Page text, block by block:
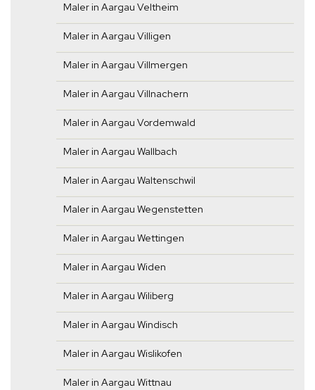
Maler in Aargau Veltheim
Maler in Aargau Villigen
Maler in Aargau Villmergen
Maler in Aargau Villnachern
Maler in Aargau Vordemwald
Maler in Aargau Wallbach
Maler in Aargau Waltenschwil
Maler in Aargau Wegenstetten
Maler in Aargau Wettingen
Maler in Aargau Widen
Maler in Aargau Wiliberg
Maler in Aargau Windisch
Maler in Aargau Wislikofen
Maler in Aargau Wittnau